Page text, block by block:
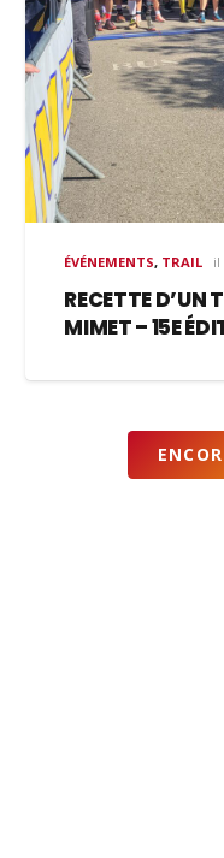
ÉVÉNEMENTS, TRAIL il
RECETTE D’UN
MIMET – 15E